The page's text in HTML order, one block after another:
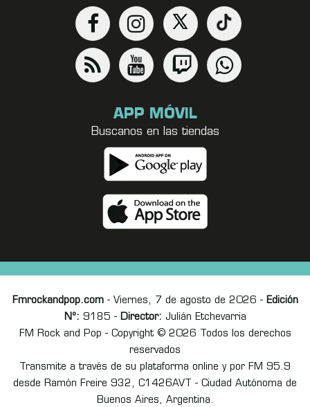
APP MÓVIL
Buscanos en las tiendas
Fmrockandpop.com- Viernes, 7 de agosto de 2026 - Edición
Nº: 9185 - Director: Julián Etchevarria
FM Rock and Pop - Copyright © 2026 Todos los derechos
reservados
Transmite a través de su plataforma online y por FM 95.9
desde Ramón Freire 932, C1426AVT - Ciudad Autónoma de
Buenos Aires, Argentina.